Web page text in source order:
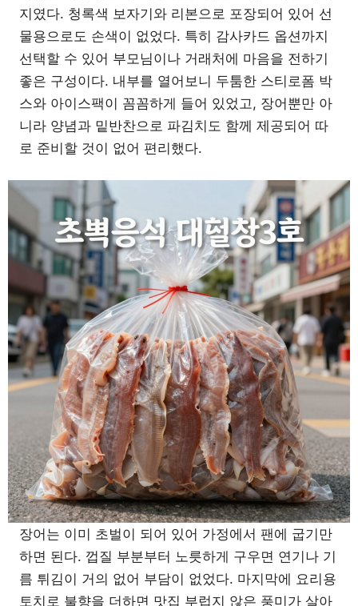
지였다. 청록색 보자기와 리본으로 포장되어 있어 선
물용으로도 손색이 없었다. 특히 감사카드 옵션까지
선택할 수 있어 부모님이나 거래처에 마음을 전하기
좋은 구성이다. 내부를 열어보니 두툼한 스티로폼 박
스와 아이스팩이 꼼꼼하게 들어 있었고, 장어뿐만 아
니라 양념과 밑반찬으로 파김치도 함께 제공되어 따
로 준비할 것이 없어 편리했다.
장어는 이미 초벌이 되어 있어 가정에서 팬에 굽기만
하면 된다. 껍질 부분부터 노릇하게 구우면 연기나 기
름 튀김이 거의 없어 부담이 없었다. 마지막에 요리용
토치로 불향을 더하면 맛집 부럽지 않은 풍미가 살아